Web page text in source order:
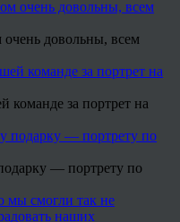
очень довольны, всем
команде за портрет на
— портрету по